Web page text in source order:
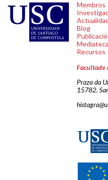
Membros
Blog
Mediateca
Recursos
Facultade
Praza da
15782.